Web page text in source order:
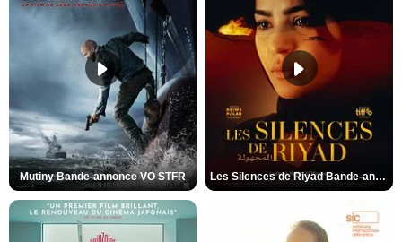
Mutiny Bande-annonce VO STFR Les Silences de Riyad Bande-annonce VO STFR